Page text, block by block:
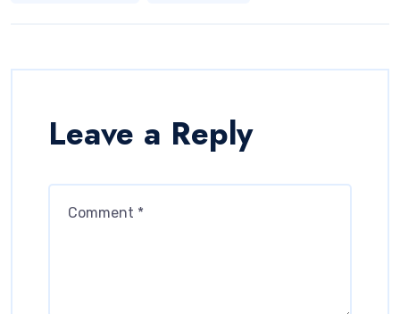
Leave a Reply